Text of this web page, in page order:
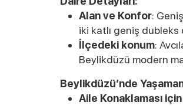
Alan ve Konfor:
iki katlı geniş dubleks
İlçedeki konum:
Beylikdüzü modern
Beylikdüzü’nde
Aile Konaklaması